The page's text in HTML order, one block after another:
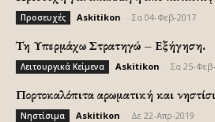
Προσευχές Askitikon Σα 04-Φεβ-2017
Τη Υπερμάχω Στρατηγώ – Εξήγηση.
Λειτουργικά Κείμενα Askitikon Σα 25-
Πορτοκαλόπιτα αρωματική και
Νηστίσιμα Askitikon Δε 22-Απρ-2019